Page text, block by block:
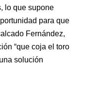
lo que supone
para que
Fernández,
“que coja el toro
solución